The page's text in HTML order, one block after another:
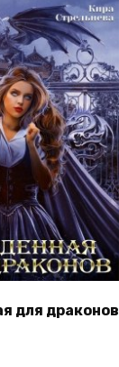
для драконов